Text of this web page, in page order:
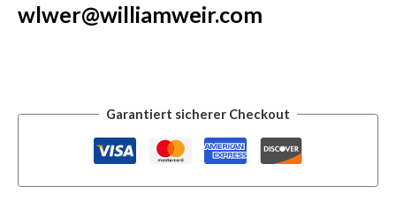
wlwer@williamweir.com
Garantiert sicherer Checkout